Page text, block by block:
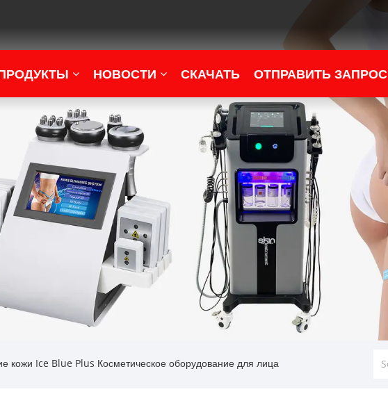
НОВОСТИ СКАЧАТЬ ОТПРАВИТЬ ЗАПРОС
кожи Ice Blue Plus Косметическое оборудование для лица